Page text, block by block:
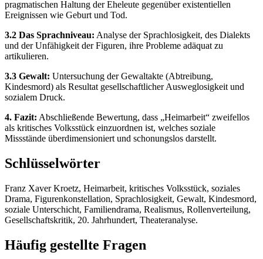
pragmatischen Haltung der Eheleute gegenüber existentiellen
Ereignissen wie Geburt und Tod.
3.2 Das Sprachniveau: Analyse der Sprachlosigkeit, des Dialekts
und der Unfähigkeit der Figuren, ihre Probleme adäquat zu
artikulieren.
3.3 Gewalt: Untersuchung der Gewaltakte (Abtreibung,
Kindesmord) als Resultat gesellschaftlicher Ausweglosigkeit und
sozialem Druck.
4. Fazit: Abschließende Bewertung, dass „Heimarbeit“ zweifellos
als kritisches Volksstück einzuordnen ist, welches soziale
Missstände überdimensioniert und schonungslos darstellt.
Schlüsselwörter
Franz Xaver Kroetz, Heimarbeit, kritisches Volksstück, soziales
Drama, Figurenkonstellation, Sprachlosigkeit, Gewalt, Kindesmord,
soziale Unterschicht, Familiendrama, Realismus, Rollenverteilung,
Gesellschaftskritik, 20. Jahrhundert, Theateranalyse.
Häufig gestellte Fragen